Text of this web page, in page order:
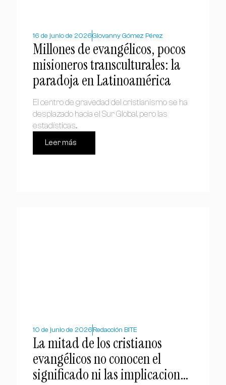
16 de junio de 2026Giovanny Gómez Pérez
Millones de evangélicos, pocos
misioneros transculturales: la
paradoja en Latinoamérica
El centro de gravedad del cristianismo se ha
desplazado hacia el Sur Global, pero las
estadísticas...
Leer más
10 de junio de 2026 Redacción BITE
La mitad de los cristianos
evangélicos no conocen el
significado ni las implicaciones